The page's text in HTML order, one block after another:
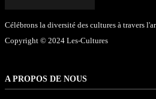
Célébrons la diversité des cultures à travers
Copyright © 2024 Les-Cultures
A PROPOS DE NOUS